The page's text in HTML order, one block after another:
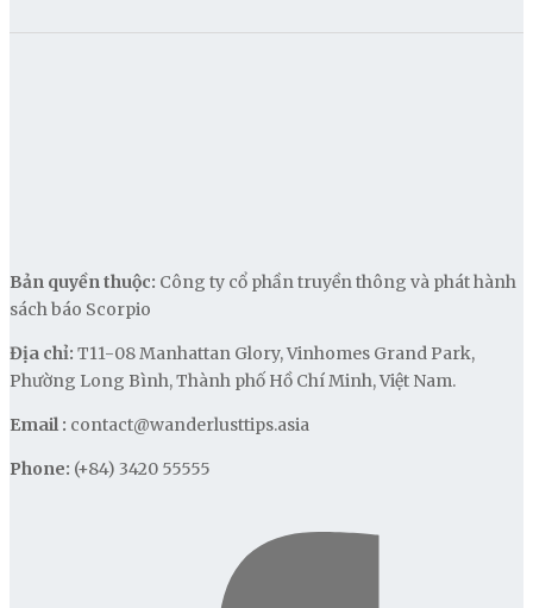
Bản quyền thuộc: Công ty cổ phần truyền thông và phát hành
sách báo Scorpio
Địa chỉ: T11-08 Manhattan Glory, Vinhomes Grand Park,
Phường Long Bình, Thành phố Hồ Chí Minh, Việt Nam.
Email : contact@wanderlusttips.asia
Phone: (+84) 3420 55555